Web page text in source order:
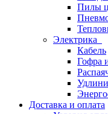
Пилы
Электрика
Кабель
Гофра
Доставка и оплата